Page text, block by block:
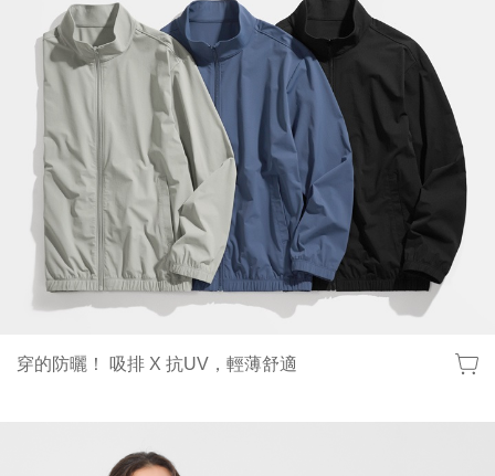
穿的防曬！ 吸排 X 抗UV，輕薄舒適